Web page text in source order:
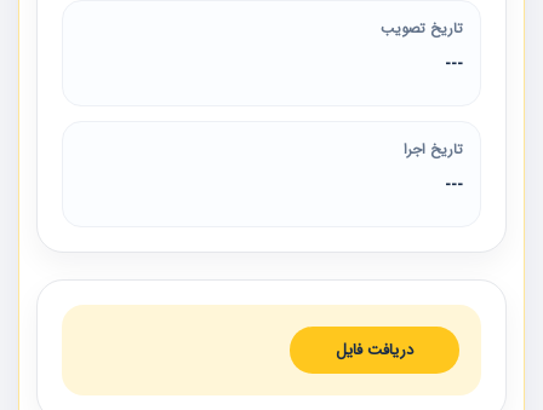
تاریخ تصویب
---
تاریخ اجرا
---
دریافت فایل